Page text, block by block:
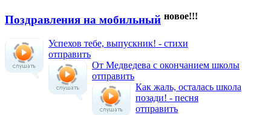
Поздравления на мобильный новое!!!
Успехов тебе, выпускник! - стихи
отправить
От Медведева с окончанием школы
отправить
Как жаль, осталась школа
позади! - песня
отправить